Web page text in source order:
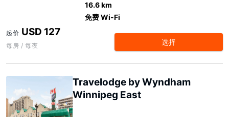
16.6 km
免费 Wi-Fi
起价 USD 127
每房 / 每夜 选择
Travelodge by Wyndham
Winnipeg East